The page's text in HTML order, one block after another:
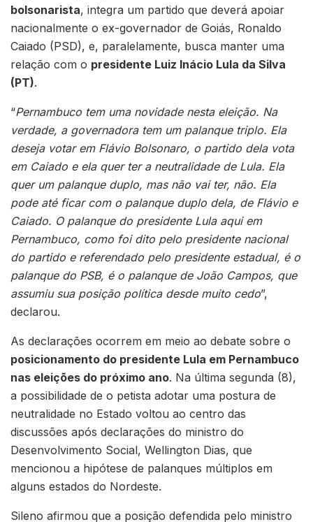
bolsonarista, integra um partido que deverá apoiar
nacionalmente o ex-governador de Goiás, Ronaldo
Caiado (PSD), e, paralelamente, busca manter uma
relação com o presidente Luiz Inácio Lula da Silva
(PT).
“Pernambuco tem uma novidade nesta eleição. Na
verdade, a governadora tem um palanque triplo. Ela
deseja votar em Flávio Bolsonaro, o partido dela vota
em Caiado e ela quer ter a neutralidade de Lula. Ela
quer um palanque duplo, mas não vai ter, não. Ela
pode até ficar com o palanque duplo dela, de Flávio e
Caiado. O palanque do presidente Lula aqui em
Pernambuco, como foi dito pelo presidente nacional
do partido e referendado pelo presidente estadual, é o
palanque do PSB, é o palanque de João Campos, que
assumiu sua posição política desde muito cedo”,
declarou.
As declarações ocorrem em meio ao debate sobre o
posicionamento do presidente Lula em Pernambuco
nas eleições do próximo ano. Na última segunda (8),
a possibilidade de o petista adotar uma postura de
neutralidade no Estado voltou ao centro das
discussões após declarações do ministro do
Desenvolvimento Social, Wellington Dias, que
mencionou a hipótese de palanques múltiplos em
alguns estados do Nordeste.
Sileno afirmou que a posição defendida pelo ministro